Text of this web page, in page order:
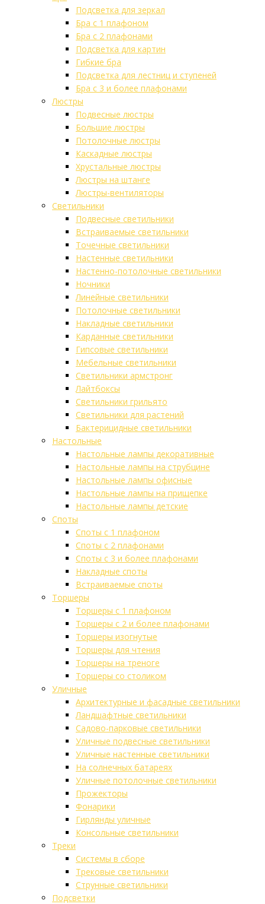
Подсветка для зеркал
Бра с 1 плафоном
Бра с 2 плафонами
Подсветка для картин
Гибкие бра
Подсветка для лестниц и ступеней
Бра с 3 и более плафонами
Люстры
Подвесные люстры
Большие люстры
Потолочные люстры
Каскадные люстры
Хрустальные люстры
Люстры на штанге
Люстры-вентиляторы
Светильники
Подвесные светильники
Встраиваемые светильники
Точечные светильники
Настенные светильники
Настенно-потолочные светильники
Ночники
Линейные светильники
Потолочные светильники
Накладные светильники
Карданные светильники
Гипсовые светильники
Мебельные светильники
Светильники армстронг
Лайтбоксы
Светильники грильято
Светильники для растений
Бактерицидные светильники
Настольные
Настольные лампы декоративные
Настольные лампы на струбцине
Настольные лампы офисные
Настольные лампы на прищепке
Настольные лампы детские
Споты
Споты с 1 плафоном
Споты с 2 плафонами
Споты с 3 и более плафонами
Накладные споты
Встраиваемые споты
Торшеры
Торшеры с 1 плафоном
Торшеры с 2 и более плафонами
Торшеры изогнутые
Торшеры для чтения
Торшеры на треноге
Торшеры со столиком
Уличные
Архитектурные и фасадные светильники
Ландшафтные светильники
Садово-парковые светильники
Уличные подвесные светильники
Уличные настенные светильники
На солнечных батареях
Уличные потолочные светильники
Прожекторы
Фонарики
Гирлянды уличные
Консольные светильники
Треки
Системы в сборе
Трековые светильники
Струнные светильники
Подсветки